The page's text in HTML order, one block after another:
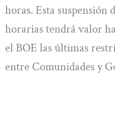
horas. Esta suspensión
horarias tendrá valor
el BOE las últimas
entre Comunidades y